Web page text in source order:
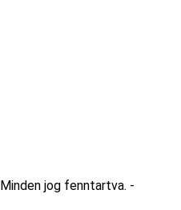
jog fenntartva. -